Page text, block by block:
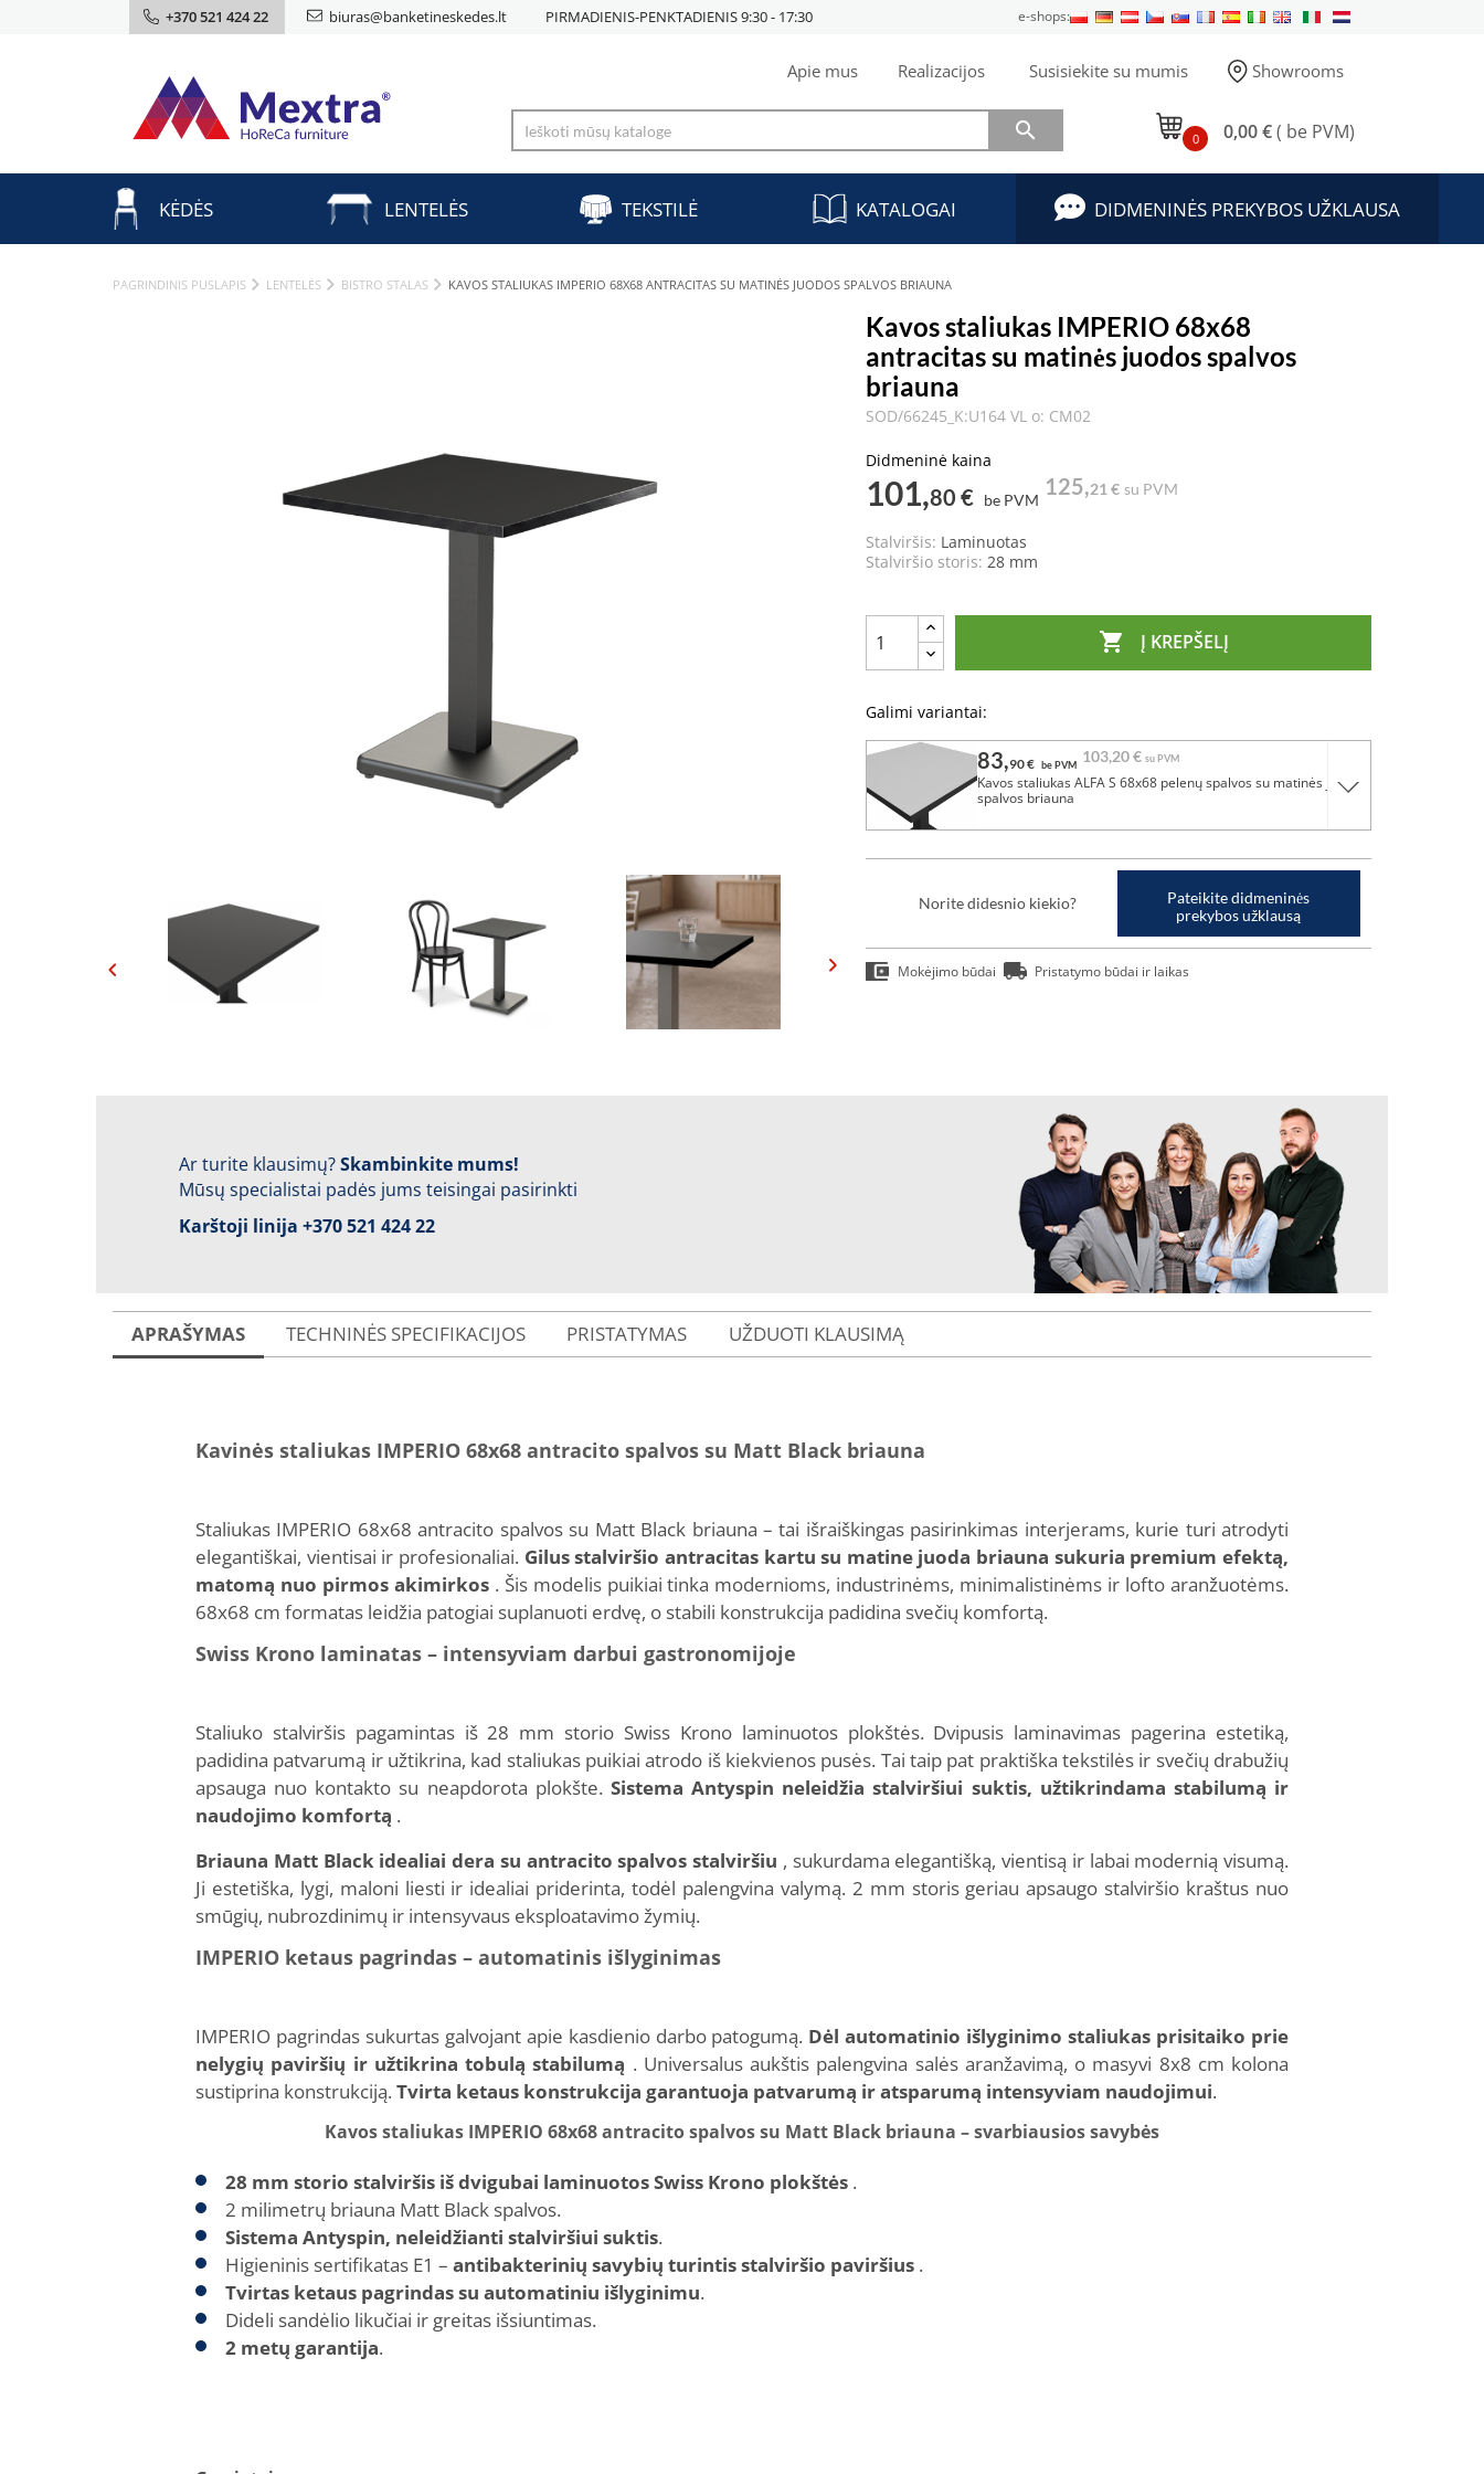
+370 521 424 22 biuras@banketineskedes.lt PIRMADIENIS-PENKTADIENIS 9:30 - 17:30 e-shops:
Apie mus Realizacijos Susisiekite su mumis Showrooms
 0 0,00 €( be PVM)
KĖDĖS LENTELĖS TEKSTILĖ KATALOGAI DIDMENINĖS PREKYBOS UŽKLAUSA
PAGRINDINIS PUSLAPIS LENTELĖS BISTRO STALAS KAVOS STALIUKAS IMPERIO 68X68 ANTRACITAS SU MATINĖS JUODOS SPALVOS BRIAUNA
Kavos staliukas IMPERIO 68x68
antracitas su matinės juodos spalvos
briauna
SOD/66245_K:U164 VL o: CM02
Didmeninė kaina
101,80 € be PVM
125,21 € su PVM
Stalviršis: Laminuotas
Stalviršio storis: 28 mm
 Į KREPŠELĮ
Galimi variantai:
83,90 € be PVM 103,20 € su PVM
Kavos staliukas ALFA S 68x68 pelenų spalvos su matinės juodos
spalvos briauna
Norite didesnio kiekio?
Pateikite didmeninės
prekybos užklausą
Mokėjimo būdai Pristatymo būdai ir laikas
Ar turite klausimų?Skambinkite mums!
Mūsų specialistai padės jums teisingai pasirinkti
Karštoji linija +370 521 424 22
APRAŠYMAS TECHNINĖS SPECIFIKACIJOS PRISTATYMAS UŽDUOTI KLAUSIMĄ
Kavinės staliukas IMPERIO 68x68 antracito spalvos su Matt Black briauna
Staliukas IMPERIO 68x68 antracito spalvos su Matt Black briauna – tai išraiškingas pasirinkimas interjerams, kurie turi atrodyti
elegantiškai, vientisai ir profesionaliai. Gilus stalviršio antracitas kartu su matine juoda briauna sukuria premium efektą,
matomą nuo pirmos akimirkos . Šis modelis puikiai tinka modernioms, industrinėms, minimalistinėms ir lofto aranžuotėms.
68x68 cm formatas leidžia patogiai suplanuoti erdvę, o stabili konstrukcija padidina svečių komfortą.
Swiss Krono laminatas – intensyviam darbui gastronomijoje
Staliuko stalviršis pagamintas iš 28 mm storio Swiss Krono laminuotos plokštės. Dvipusis laminavimas pagerina estetiką,
padidina patvarumą ir užtikrina, kad staliukas puikiai atrodo iš kiekvienos pusės. Tai taip pat praktiška tekstilės ir svečių drabužių
apsauga nuo kontakto su neapdorota plokšte. Sistema Antyspin neleidžia stalviršiui suktis, užtikrindama stabilumą ir
naudojimo komfortą .
Briauna Matt Black idealiai dera su antracito spalvos stalviršiu , sukurdama elegantišką, vientisą ir labai modernią visumą.
Ji estetiška, lygi, maloni liesti ir idealiai priderinta, todėl palengvina valymą. 2 mm storis geriau apsaugo stalviršio kraštus nuo
smūgių, nubrozdinimų ir intensyvaus eksploatavimo žymių.
IMPERIO ketaus pagrindas – automatinis išlyginimas
IMPERIO pagrindas sukurtas galvojant apie kasdienio darbo patogumą. Dėl automatinio išlyginimo staliukas prisitaiko prie
nelygių paviršių ir užtikrina tobulą stabilumą . Universalus aukštis palengvina salės aranžavimą, o masyvi 8x8 cm kolona
sustiprina konstrukciją. Tvirta ketaus konstrukcija garantuoja patvarumą ir atsparumą intensyviam naudojimui.
Kavos staliukas IMPERIO 68x68 antracito spalvos su Matt Black briauna – svarbiausios savybės
28 mm storio stalviršis iš dvigubai laminuotos Swiss Krono plokštės .
2 milimetrų briauna Matt Black spalvos.
Sistema Antyspin, neleidžianti stalviršiui suktis.
Higieninis sertifikatas E1 – antibakterinių savybių turintis stalviršio paviršius .
Tvirtas ketaus pagrindas su automatiniu išlyginimu.
Dideli sandėlio likučiai ir greitas išsiuntimas.
2 metų garantija.